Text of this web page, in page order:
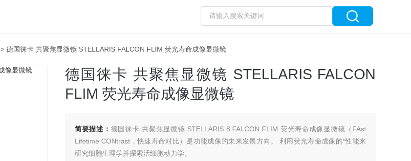
> 德国徕卡 共聚焦显微镜 STELLARIS FALCON FLIM 荧光寿命成像显微镜
德国徕卡 共聚焦显微镜 STELLARIS FALCON
FLIM 荧光寿命成像显微镜
简要描述： 德国徕卡 共聚焦显微镜 STELLARIS 8 FALCON FLIM 荧光寿命成像显微镜（FAst
Lifetime CONtrast，快速寿命对比）是功能成像的未来发展方向。 利用荧光寿命成像的*性能来
研究细胞生理学并探索活细胞动力学。